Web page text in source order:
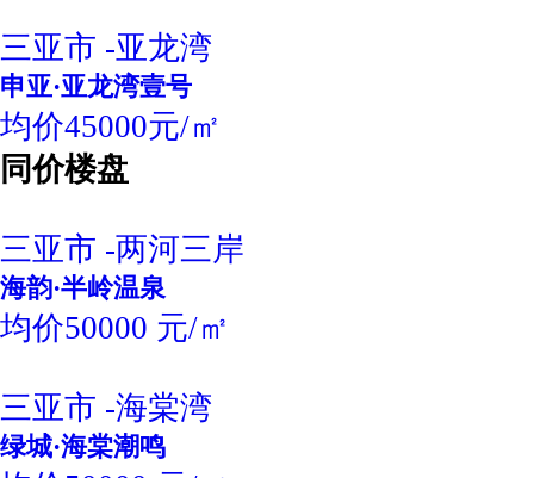
三亚市 -亚龙湾
申亚·亚龙湾壹号
均价45000元/㎡
同价楼盘
三亚市 -两河三岸
海韵·半岭温泉
均价50000 元/㎡
三亚市 -海棠湾
绿城·海棠潮鸣